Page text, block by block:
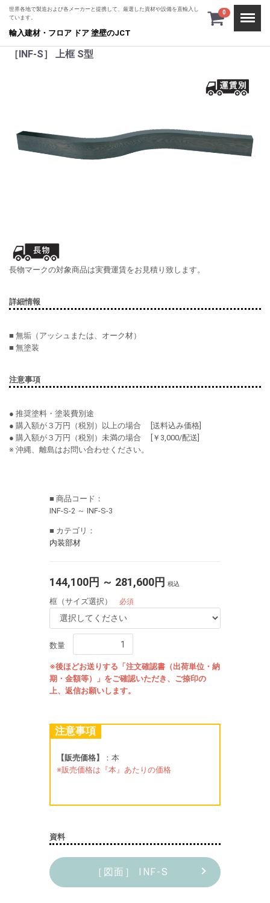
世界各地で製造および各メーカーと提携して、厳選した資材や設備を直輸入し
ています。
輸入建材・フロア ドア 塗壁のJCT
0
［INF-S］ 上框 S型
長物マークの対象商品は実費運賃をお見積り致します。
詳細情報
■ 無垢（アッシュまたは、オーク材）
■ 無塗装
注意事項
● 推奨塗料・塗装費別途
● 購入額が３万円（税別）以上の場合 [送料込み価格]
● 購入額が３万円（税別）未満の場合 [￥3,000/配送]
※ 沖縄、離島はお問い合わせください。
■ 商品コード：
INF-S-2 ～ INF-S-3
■ カテゴリ：
内装部材
144,100円 ～ 281,600円 税込
框（サイズ選択） 必須
数量
※後ほどお送りする「注文確認書（出荷単位・納
期・金額等）」をご確認いただき、ご捺印の
上、返信お願いします。
注意事項
【販売価格】
：本
※販売価格は『本』あたりの価格
資料
［図面］ INF-S